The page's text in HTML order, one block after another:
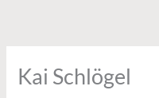
Kai Schlögel